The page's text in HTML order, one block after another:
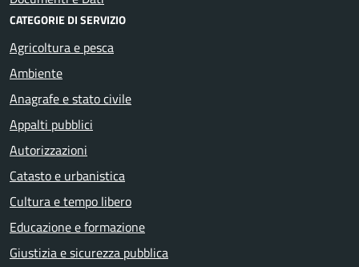
CATEGORIE DI SERVIZIO
Agricoltura e pesca
Ambiente
Anagrafe e stato civile
Appalti pubblici
Autorizzazioni
Catasto e urbanistica
Cultura e tempo libero
Educazione e formazione
Giustizia e sicurezza pubblica